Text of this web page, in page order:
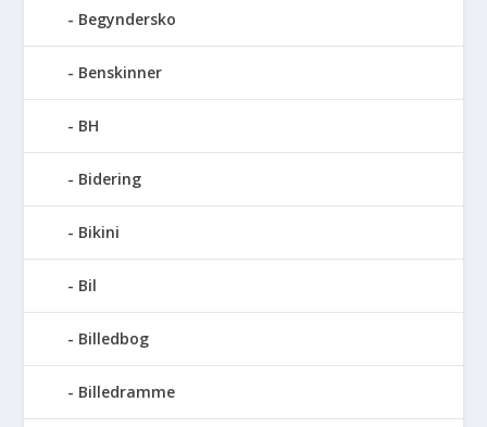
Begyndersko
Benskinner
BH
Bidering
Bikini
Bil
Billedbog
Billedramme